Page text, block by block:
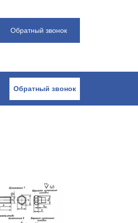
Обратный звонок
Обратный звонок